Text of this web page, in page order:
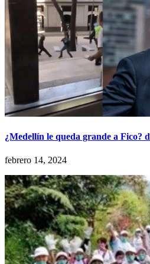
¿Medellín le queda grande a Fico?
febrero 14, 2024